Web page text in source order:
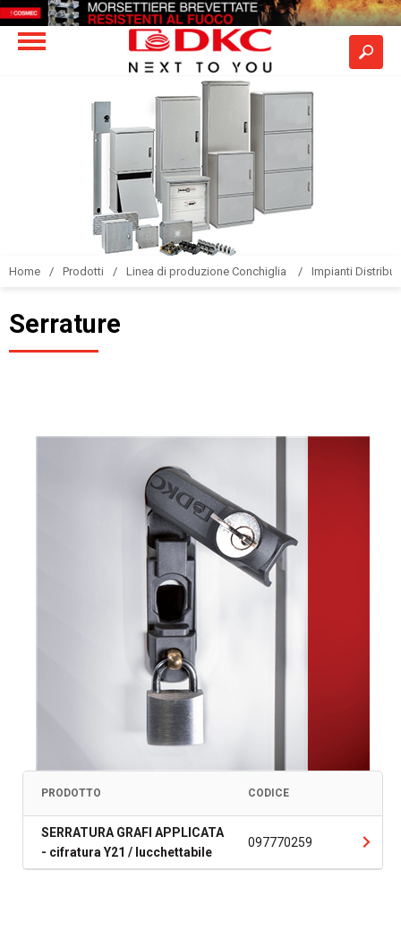
Home Prodotti Linea di produzione Conchiglia Impianti
Serrature
PRODOTTO CODICE
SERRATURA GRAFI APPLICATA
- cifratura Y21 / lucchettabile
097770259